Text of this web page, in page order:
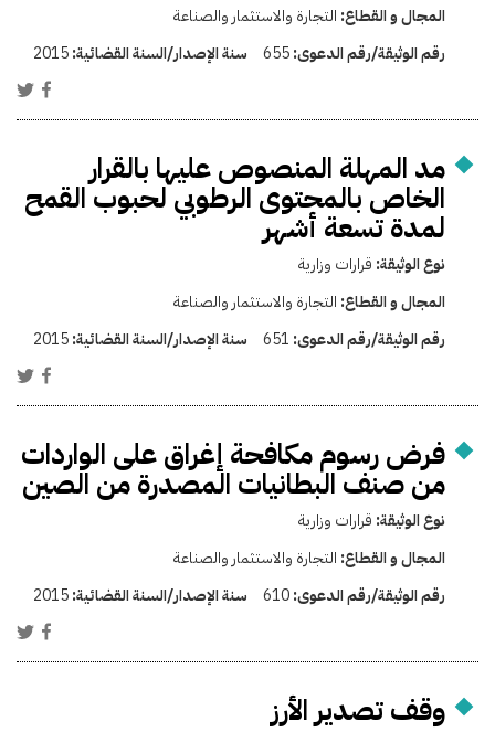
المجال و القطاع: التجارة والاستثمار والصناعة
رقم الوثيقة/رقم الدعوى:655 سنة الإصدار/السنة القضائية:2015
مد المهلة المنصوص عليها بالقرار
الخاص بالمحتوى الرطوبي لحبوب القمح
لمدة تسعة أشهر
نوع الوثيقة: قرارات وزارية
المجال و القطاع: التجارة والاستثمار والصناعة
رقم الوثيقة/رقم الدعوى: 651 سنة الإصدار/السنة القضائية:2015
فرض رسوم مكافحة إغراق على الواردات
من صنف البطانيات المصدرة من الصين
نوع الوثيقة: قرارات وزارية
المجال و القطاع: التجارة والاستثمار والصناعة
رقم الوثيقة/رقم الدعوى:610 سنة الإصدار/السنة القضائية:2015
وقف تصدير الأرز